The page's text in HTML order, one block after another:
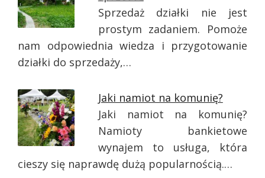
Sprzedaż działki nie jest
prostym zadaniem. Pomoże
nam odpowiednia wiedza i przygotowanie
działki do sprzedaży,…
Jaki namiot na komunię?
Jaki namiot na komunię?
Namioty bankietowe
wynajem to usługa, która
cieszy się naprawdę dużą popularnością.…